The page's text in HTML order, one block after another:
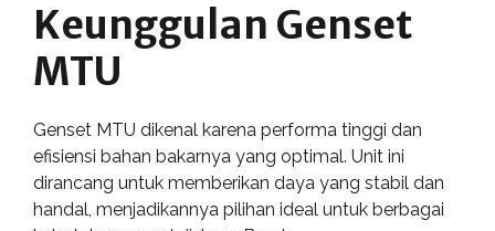
Keunggulan Genset
MTU
Genset MTU dikenal karena performa tinggi dan
efisiensi bahan bakarnya yang optimal. Unit ini
dirancang untuk memberikan daya yang stabil dan
handal, menjadikannya pilihan ideal untuk berbagai